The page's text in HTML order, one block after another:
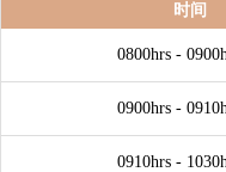
通商中国主
时间
0800hrs -
0900hrs -
0910hrs -